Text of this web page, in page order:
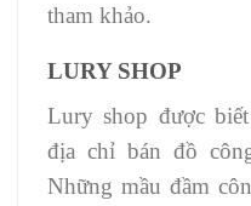
tham khảo.
LURY SHOP
Lury shop được
địa chỉ bán đồ
Những mầu đầm